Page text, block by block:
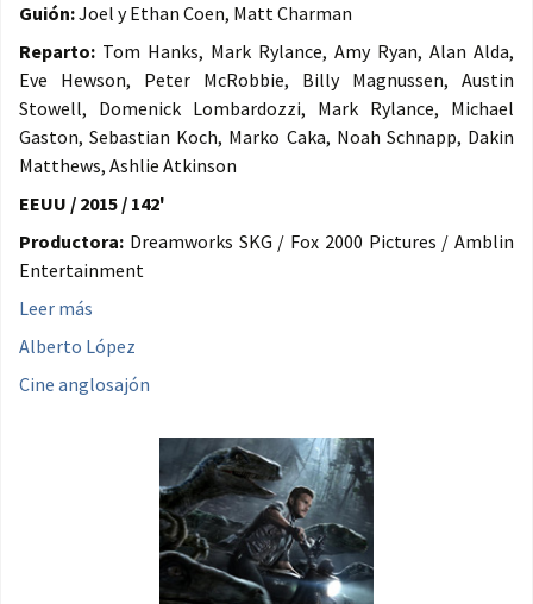
Guión:Joel y Ethan Coen, Matt Charman
Reparto: Tom Hanks, Mark Rylance, Amy Ryan, Alan Alda,
Eve Hewson, Peter McRobbie, Billy Magnussen, Austin
Stowell, Domenick Lombardozzi, Mark Rylance, Michael
Gaston, Sebastian Koch, Marko Caka, Noah Schnapp, Dakin
Matthews, Ashlie Atkinson
EEUU / 2015 / 142'
Productora: Dreamworks SKG / Fox 2000 Pictures / Amblin
Entertainment
Leer más
Alberto López
Cine anglosajón